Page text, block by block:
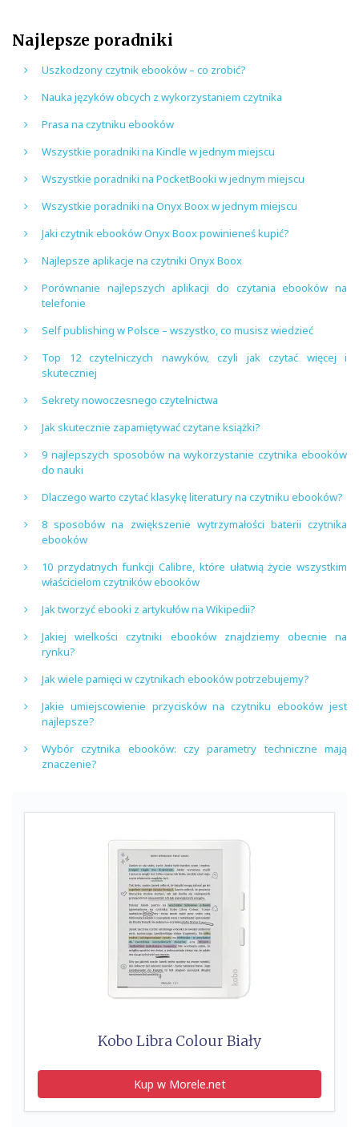
Najlepsze poradniki
Uszkodzony czytnik ebooków – co zrobić?
Nauka języków obcych z wykorzystaniem czytnika
Prasa na czytniku ebooków
Wszystkie poradniki na Kindle w jednym miejscu
Wszystkie poradniki na PocketBooki w jednym miejscu
Wszystkie poradniki na Onyx Boox w jednym miejscu
Jaki czytnik ebooków Onyx Boox powinieneś kupić?
Najlepsze aplikacje na czytniki Onyx Boox
Porównanie najlepszych aplikacji do czytania ebooków na
telefonie
Self publishing w Polsce – wszystko, co musisz wiedzieć
Top 12 czytelniczych nawyków, czyli jak czytać więcej i
skuteczniej
Sekrety nowoczesnego czytelnictwa
Jak skutecznie zapamiętywać czytane książki?
9 najlepszych sposobów na wykorzystanie czytnika ebooków
do nauki
Dlaczego warto czytać klasykę literatury na czytniku ebooków?
8 sposobów na zwiększenie wytrzymałości baterii czytnika
ebooków
10 przydatnych funkcji Calibre, które ułatwią życie wszystkim
właścicielom czytników ebooków
Jak tworzyć ebooki z artykułów na Wikipedii?
Jakiej wielkości czytniki ebooków znajdziemy obecnie na
rynku?
Jak wiele pamięci w czytnikach ebooków potrzebujemy?
Jakie umiejscowienie przycisków na czytniku ebooków jest
najlepsze?
Wybór czytnika ebooków: czy parametry techniczne mają
znaczenie?
Kobo Libra Colour Biały
Kup w Morele.net